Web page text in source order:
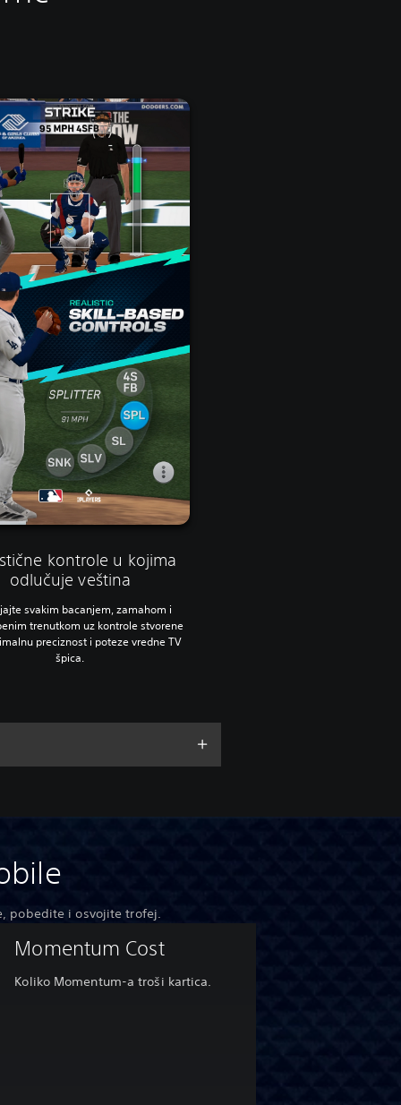
kontrole u kojima
odlučuje veština
svakim bacanjem, zamahom i
trenutkom uz kontrole stvorene
preciznost i poteze vredne TV
špica.
pobedite i osvojite trofej.
Momentum Cost
Koliko Momentum-a troši kartica.